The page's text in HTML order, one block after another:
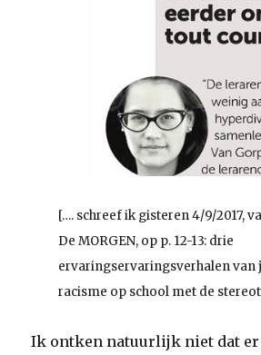
[…. schreef ik gisteren 4/9/2017,
De MORGEN, op p. 12-13: drie
ervaringservaringsverhalen van
racisme op school met de
Ik ontken natuurlijk niet dat er